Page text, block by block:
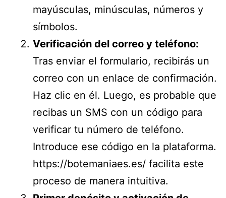
mayúsculas, minúsculas, números y
símbolos.
Verificación del correo y teléfono:
Tras enviar el formulario, recibirás un
correo con un enlace de confirmación.
Haz clic en él. Luego, es probable que
recibas un SMS con un código para
verificar tu número de teléfono.
Introduce ese código en la plataforma.
https://botemaniaes.es/ facilita este
proceso de manera intuitiva.